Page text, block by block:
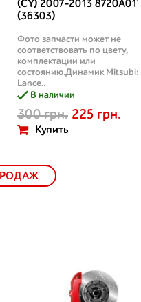
(CY) 2007-2013
(36303)
Фото запчасти может не
соответствовать по цвету,
комплектации или
состоянию.Динамик
Lance..
В наличии
300 грн. 225 грн.
Купить